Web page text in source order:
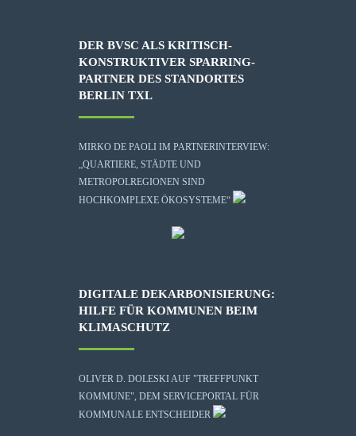
DER BVSC ALS KRITISCH-
KONSTRUKTIVER SPARRING-
PARTNER DES STANDORTES
BERLIN TXL
MIRKO DE PAOLI IM PARTNERINTERVIEW:
„QUARTIERE, STÄDTE UND
METROPOLREGIONEN SIND
HOCHKOMPLEXE ÖKOSYSTEME“
DIGITALE DEKARBONISIERUNG:
HILFE FÜR KOMMUNEN BEIM
KLIMASCHUTZ
OLIVER D. DOLESKI AUF "TREFFPUNKT
KOMMUNE", DEM SERVICEPORTAL FÜR
KOMMUNALE ENTSCHEIDER